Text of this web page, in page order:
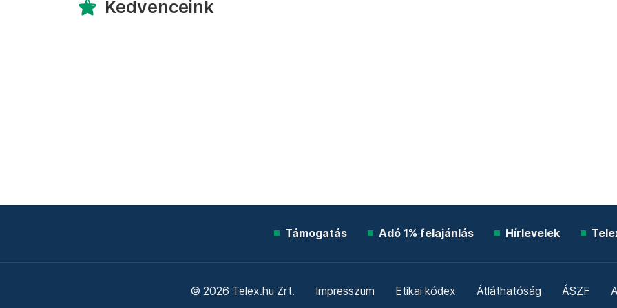
Kedvenceink
Támogatás Adó 1% felajánlás Hírlevelek
© 2026 Telex.hu Zrt. Impresszum Etikai kódex Átláthatóság ÁSZF